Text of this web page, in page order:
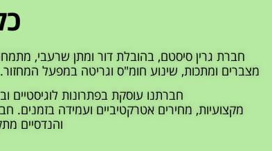
מצברים ומתכות, שינוע חומ"ס וגריטה במפעל
חברתנו עוסקת בפתרונות לוגיסטיים
מקצועיות, מחירים אטרקטיביים ועמידה בזמנים.
והנדסיים